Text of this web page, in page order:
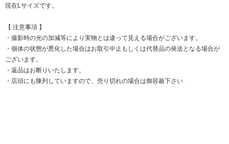
現在Lサイズです。
【 注意事項 】
・撮影時の光の加減等により実物とは違って見える場合がございます。
・個体の状態が悪化した場合はお取引中止もしくは代替品の発送となる場合が
ございます。
・返品はお断りいたします。
・店頭にも陳列していますので、売り切れの場合は御容赦下さい